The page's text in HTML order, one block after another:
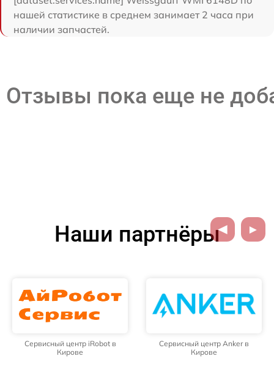
нашей статистике в среднем занимает 2 часа при
наличии запчастей.
Отзывы пока еще не
Наши партнёры
Сервисный центр iRobot в
Кирове
Сервисный центр Anker в
Кирове